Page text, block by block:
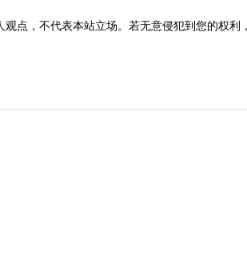
点，不代表本站立场。若无意侵犯到您的权